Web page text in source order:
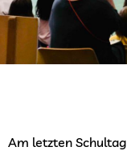
Am letzten